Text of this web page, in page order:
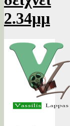
2.34μμ